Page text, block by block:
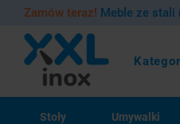
Zamów teraz! Meble ze stali
Stoły Umywalki